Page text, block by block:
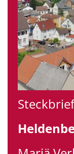
Steckbrief